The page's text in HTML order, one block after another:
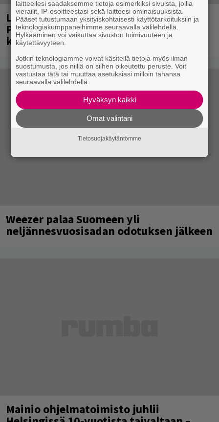
Laittomasta graffitista kiinni jäänyt
Paavo Arhinmäki jälleen spraypullo
kädessä – näitä puolueita ei kiinnosta
Weezer palaa Suomeen yli
neljännesvuosisadan odotuksen jälkeen
Mainio ohjelmatoimisto juhlii
laitteellesi saadaksemme tietoja esimerkiksi sivuista, joilla
vierailit, IP-osoitteestasi sekä laitteesi ominaisuuksista.
Pääset tutustumaan yksityiskohtaisesti käyttötarkoituksiin ja
teknologiakumppaneihimme seuraavalla välilehdellä.
Hylkääminen voi vaikuttaa sivuston toimivuuteen ja
käytettävyyteen.
Jotkin teknologiamme voivat käsitellä tietoja myös ilman
suostumusta, jos niillä on siihen oikeutettu peruste. Voit
vastustaa tätä tai muuttaa asetuksiasi milloin tahansa
seuraavalla välilehdellä.
Hyväksyn kaikki
Omat valintani
Tietosuojakäytäntömme